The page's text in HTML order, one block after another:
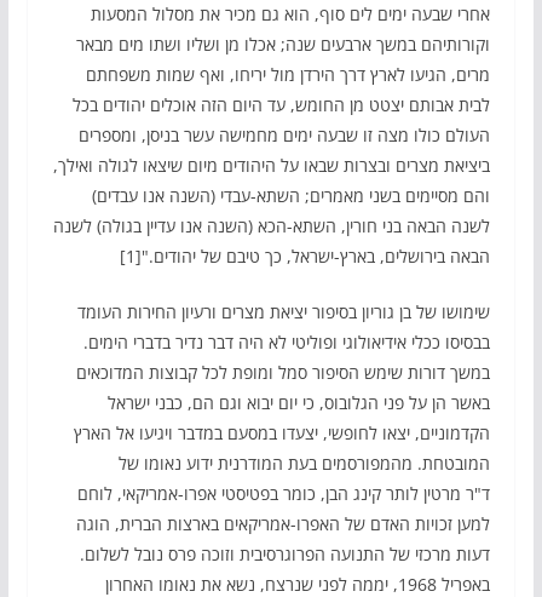
אחרי שבעה ימים לים סוף, הוא גם מכיר את מסלול המסעות
וקורותיהם במשך ארבעים שנה; אכלו מן ושליו ושתו מים מבאר
מרים, הגיעו לארץ דרך הירדן מול יריחו, ואף שמות משפחתם
לבית אבותם יצטט מן החומש, עד היום הזה אוכלים יהודים בכל
העולם כולו מצה זו שבעה ימים מחמישה עשר בניסן, ומספרים
ביציאת מצרים ובצרות שבאו על היהודים מיום שיצאו לגולה ואילך,
והם מסיימים בשני מאמרים; השתא-עבדי (השנה אנו עבדים)
לשנה הבאה בני חורין, השתא-הכא (השנה אנו עדיין בגולה) לשנה
הבאה בירושלים, בארץ-ישראל, כך טיבם של יהודים."[1]
שימושו של בן גוריון בסיפור יציאת מצרים ורעיון החירות העומד
בבסיסו ככלי אידיאולוגי ופוליטי לא היה דבר נדיר בדברי הימים.
במשך דורות שימש הסיפור סמל ומופת לכל קבוצות המדוכאים
באשר הן על פני הגלובוס, כי יום יבוא וגם הם, כבני ישראל
הקדמוניים, יצאו לחופשי, יצעדו במסעם במדבר ויגיעו אל הארץ
המובטחת. מהמפורסמים בעת המודרנית ידוע נאומו של
ד"ר מרטין לותר קינג הבן, כומר בפטיסטי אפרו-אמריקאי, לוחם
למען זכויות האדם של האפרו-אמריקאים בארצות הברית, הוגה
דעות מרכזי של התנועה הפרוגרסיבית וזוכה פרס נובל לשלום.
באפריל 1968, יממה לפני שנרצח, נשא את נאומו האחרון